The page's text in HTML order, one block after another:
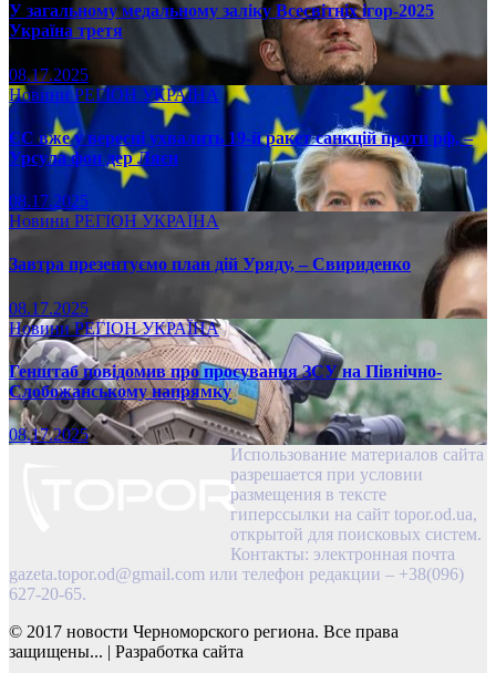
У загальному медальному заліку Всесвітніх ігор-2025
Україна третя
08.17.2025
НовиниРЕГІОН УКРАЇНА
ЄС вже у вересні ухвалить 19-й ракет санкцій проти рф, –
Урсула фон дер Ляєн
08.17.2025
Новини РЕГІОН УКРАЇНА
Завтра презентуємо план дій Уряду, – Свириденко
08.17.2025
НовиниРЕГІОНУКРАЇНА
Генштаб повідомив про просування ЗСУ на Північно-
Слобожанському напрямку
08.17.2025
Использование материалов сайта
разрешается при условии
размещения в тексте
гиперссылки на сайт topor.od.ua,
открытой для поисковых систем.
Контакты: электронная почта
gazeta.topor.od@gmail.com или телефон редакции – +38(096)
627-20-65.
© 2017 новости Черноморского региона. Все права
защищены... | Разработка сайта